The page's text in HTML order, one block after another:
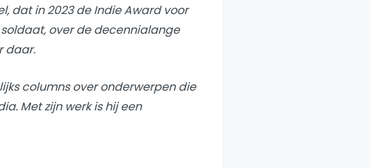
, dat in 2023 de Indie Award voor
soldaat, over de decennialange
daar.
columns over onderwerpen die
Met zijn werk is hij een